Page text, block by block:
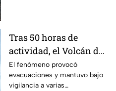
Tras 50 horas de
actividad, el Volcán de
Fuego se calma, pero la
alerta continúa
El fenómeno provocó
evacuaciones y mantuvo bajo
vigilancia a varias